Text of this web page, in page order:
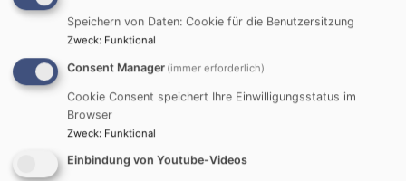
für unsere Gemeinde!
Wir suchen einen
Überblick und Freude am
Speichern von Daten: Cookie für die Benutzersitzung
Zweck: Funktional
Consent Manager (immer erforderlich)
Cookie Consent speichert Ihre Einwilligungsstatus im
Browser
Zweck: Funktional
Einbindung von Youtube-Videos